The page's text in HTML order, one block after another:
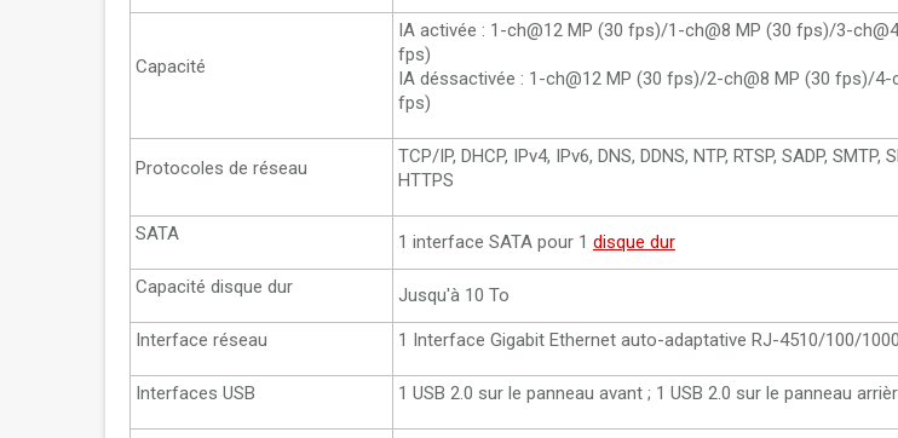
Capacité
IA activée : 1-ch@12 MP (30 fps)/1-ch@8 MP (30 fps)/3-
fps)
IA déssactivée : 1-ch@12 MP (30 fps)/2-ch@8 MP (30 fps)/
fps)
Protocoles de réseau
TCP/IP, DHCP, IPv4, IPv6, DNS, DDNS, NTP, RTSP, SADP, SMTP,
HTTPS
SATA 1 interface SATA pour 1 disque dur
Capacité disque dur Jusqu'à 10 To
Interface réseau 1 Interface Gigabit Ethernet auto-adaptative RJ-4510/100/
Interfaces USB 1 USB 2.0 sur le panneau avant ; 1 USB 2.0 sur le panneau